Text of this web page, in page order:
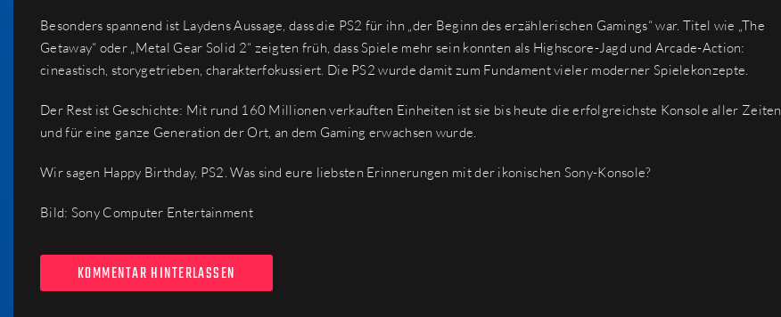
Besonders spannend ist Laydens Aussage, dass die PS2 für ihn „der Beginn des erzählerischen Gamings“ war. Titel wie „The
Getaway“ oder „Metal Gear Solid 2“ zeigten früh, dass Spiele mehr sein konnten als Highscore-Jagd und Arcade-Action:
cineastisch, storygetrieben, charakterfokussiert. Die PS2 wurde damit zum Fundament vieler moderner Spielekonzepte.
Der Rest ist Geschichte: Mit rund 160 Millionen verkauften Einheiten ist sie bis heute die erfolgreichste Konsole aller Zeiten
und für eine ganze Generation der Ort, an dem Gaming erwachsen wurde.
Wir sagen Happy Birthday, PS2. Was sind eure liebsten Erinnerungen mit der ikonischen Sony-Konsole?
Bild: Sony Computer Entertainment
KOMMENTAR HINTERLASSEN